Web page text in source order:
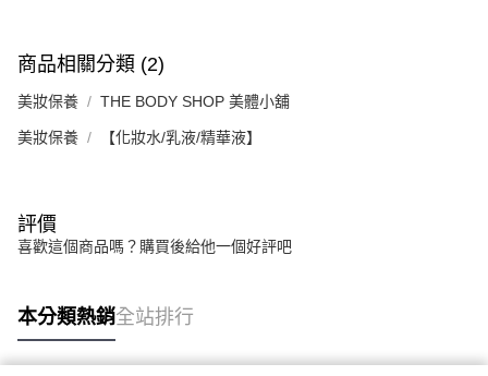
商品相關分類 (2)
美妝保養 THE BODY SHOP 美體小舖
美妝保養 【化妝水/乳液/精華液】
評價
喜歡這個商品嗎？購買後給他一個好評吧
本分類熱銷全站排行